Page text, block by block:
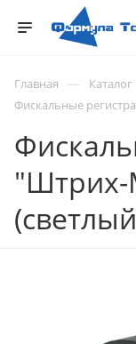
Главная — Каталог
Фискальные